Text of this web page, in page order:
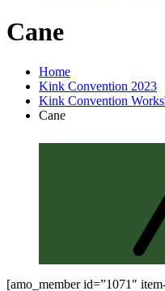
Cane
Home
Kink Convention 2023
Kink Convention
Cane
[amo_member id=”1071″